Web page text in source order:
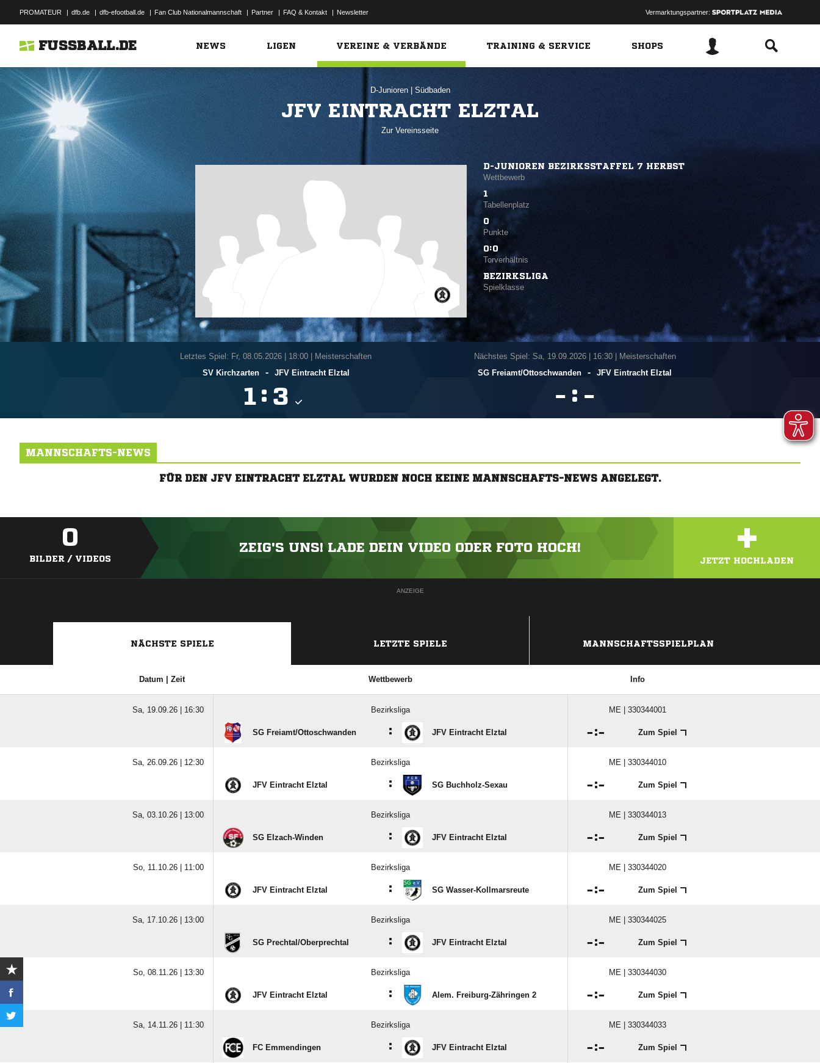
PROMATEUR | dfb.de | dfb-efootball.de | Fan Club Nationalmannschaft | Partner | FAQ & Kontakt | Newsletter Vermarktungspartner:
FUSSBALL.DE NEWS LIGEN VEREINE & VERBÄNDE TRAINING & SERVICE SHOPS
D-Junioren Südbaden
JFV EINTRACHT ELZTAL
Zur Vereinsseite
D-JUNIOREN BEZIRKSSTAFFEL 7 HERBST
Wettbewerb
1
Tabellenplatz
0
Punkte
0:0
Torverhältnis
BEZIRKSLIGA
Spielklasse
Letztes Spiel: Fr, 08.05.2026
18:00 | Meisterschaften
SV Kirchzarten
- JFV Eintracht Elztal
 : 
Nächstes Spiel: Sa, 19.09.2026| 16:30 | Meisterschaften
SG Freiamt/​Ottoschwanden
- JFV Eintracht Elztal
 : 
MANNSCHAFTS-NEWS
FÜR DEN JFV EINTRACHT ELZTAL WURDEN NOCH KEINE MANNSCHAFTS-NEWS ANGELEGT.
0
BILDER / VIDEOS
ZEIG'S UNS! LADE DEIN VIDEO ODER FOTO HOCH! +
JETZT HOCHLADEN
ANZEIGE
NÄCHSTE SPIELE LETZTE SPIELE MANNSCHAFTSSPIELPLAN
Datum | Zeit Wettbewerb Info
Sa, 19.09.26 | 16:30 Bezirksliga ME | 330344001
SG Freiamt/​Ottoschwanden : JFV Eintracht Elztal : Zum Spiel
Sa, 26.09.26 | 12:30 Bezirksliga ME | 330344010
JFV Eintracht Elztal : SG Buchholz-Sexau : Zum Spiel
Sa, 03.10.26 | 13:00 Bezirksliga ME | 330344013
SG Elzach-Winden : JFV Eintracht Elztal : Zum Spiel
So, 11.10.26 | 11:00 Bezirksliga ME | 330344020
JFV Eintracht Elztal : SG Wasser-Kollmarsreute : Zum Spiel
Sa, 17.10.26 | 13:00 Bezirksliga ME | 330344025
SG Prechtal/​Oberprechtal : JFV Eintracht Elztal : Zum Spiel
So, 08.11.26 | 13:30 Bezirksliga ME | 330344030
JFV Eintracht Elztal : Alem. Freiburg-Zähringen 2 : Zum Spiel
Sa, 14.11.26 | 11:30 Bezirksliga ME | 330344033
FC Emmendingen : JFV Eintracht Elztal : Zum Spiel